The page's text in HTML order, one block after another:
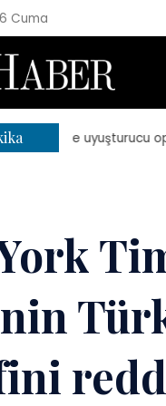
Cuma
ilde uyuşturucu